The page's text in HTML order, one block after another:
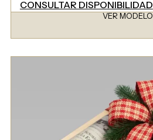
CONSULTAR DISPONIBILIDAD
VER MODELO